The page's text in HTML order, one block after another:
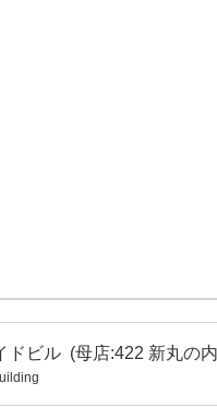
ビル (母店:422 新丸の